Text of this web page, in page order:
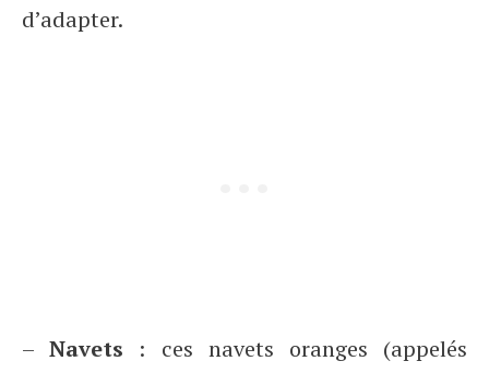
d’adapter.
–Navets : ces navets oranges (appelés